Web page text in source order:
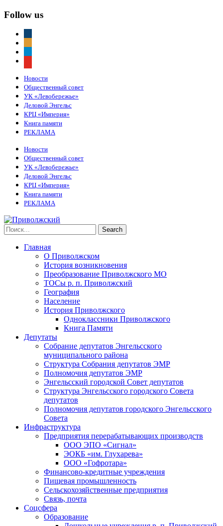
Follow us
Новости
Общественный совет
УК «Левобережье»
Деловой Энгельс
КРЦ «Империя»
Книга памяти
РЕКЛАМА
Новости
Общественный совет
УК «Левобережье»
Деловой Энгельс
КРЦ «Империя»
Книга памяти
РЕКЛАМА
Главная
О Приволжском
История возникновения
Преобразование Приволжского МО
ТОСы р. п. Приволжский
География
Население
История Приволжского
Одноклассники Приволжского
Книга Памяти
Депутаты
Собрание депутатов Энгельсского
муниципального района
Структура Собрания депутатов ЭМР
Полномочия депутатов ЭМР
Энгельсский городской Совет депутатов
Структура Энгельсского городского Совета
депутатов
Полномочия депутатов городского Энгельсского
Совета
Инфраструктура
Предприятия перерабатывающих производств
ООО ЭПО «Сигнал»
ЭОКБ «им. Глухарева»
ООО «Гофротара»
Финансово-кредитные учреждения
Пищевая промышленность
Сельскохозяйственные предприятия
Связь, почта
Соцсфера
Образование